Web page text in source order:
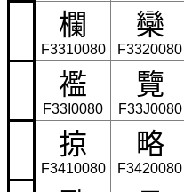
欄
F3310080
欒
F3320080
襤
F33I0080
覽
F33J0080
掠
F3410080
略
F3420080